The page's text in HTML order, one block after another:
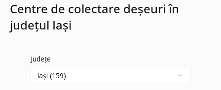
Centre de colectare deșeuri în
județul Iași
Județe